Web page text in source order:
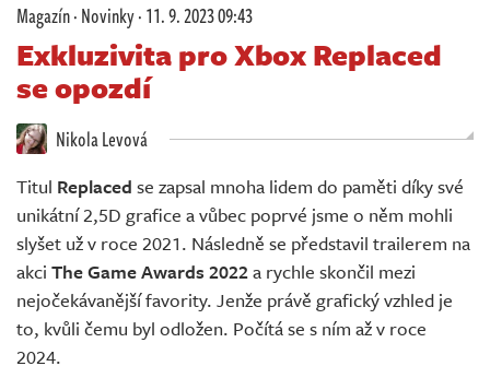
Redakce
Živě
Magazín·Novinky·11. 9. 2023 09:43
Exkluzivita pro Xbox Replaced
se opozdí
Nikola Levová
Titul Replaced se zapsal mnoha lidem do paměti díky své
unikátní 2,5D grafice a vůbec poprvé jsme o něm mohli
slyšet už v roce 2021. Následně se představil trailerem na
akci The Game Awards 2022a rychle skončil mezi
nejočekávanější favority. Jenže právě grafický vzhled je
to, kvůli čemu byl odložen. Počítá se s ním až v roce
2024.